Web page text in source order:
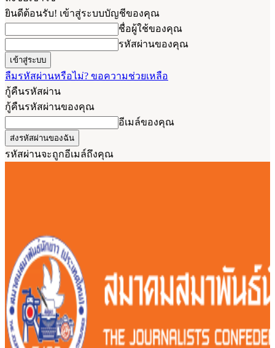
ยินดีต้อนรับ! เข้าสู่ระบบบัญชีของคุณ
ชื่อผู้ใช้ของคุณ
รหัสผ่านของคุณ
ลืมรหัสผ่านหรือไม่? ขอความช่วยเหลือ
กู้คืนรหัสผ่าน
กู้คืนรหัสผ่านของคุณ
อีเมล์ของคุณ
รหัสผ่านจะถูกอีเมล์ถึงคุณ